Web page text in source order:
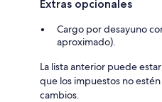
Extras opcionales
Cargo por desayuno
aproximado).
La lista anterior puede
que los impuestos no
cambios.